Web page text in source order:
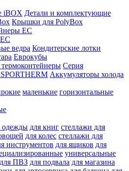
iBOX Детали и комплектующие
Крышки для PolyBox
EC
ведра Кондитерские лотки
Еврокубы
Серия
Аккумуляторы холода
маленькие горизонтальные
одежды для книг стеллажи для
для колес стеллажи для
инструментов для ящиков для
универсальные
ПВЗ для подвала для магазина